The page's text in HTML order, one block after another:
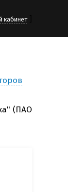
кабинет
(ПАО